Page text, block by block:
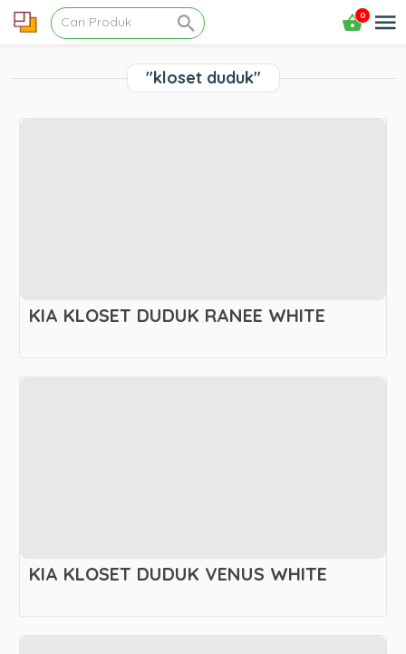
0
"kloset duduk"
KIA KLOSET DUDUK RANEE WHITE
KIA KLOSET DUDUK VENUS WHITE